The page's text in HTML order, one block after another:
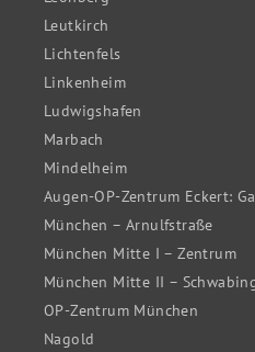
Leutkirch
Lichtenfels
Linkenheim
Ludwigshafen
Marbach
Mindelheim
Augen-OP-Zentrum Eckert:
München – Arnulfstraße
München Mitte I – Zentrum
München Mitte II –
OP-Zentrum München
Nagold